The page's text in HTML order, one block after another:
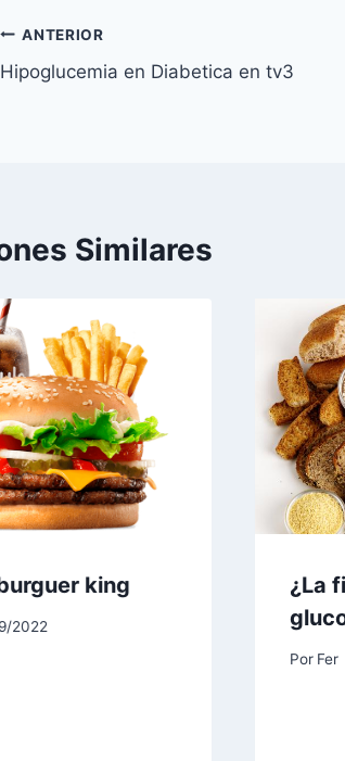
Navegación
de
ANTERIOR
Hipoglucemia en Diabetica en tv3
Similares
king
2022
¿La
Por Fer